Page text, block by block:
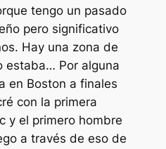
tengo un pasado
pero significativo
Hay una zona de
estaba… Por alguna
en Boston a finales
con la primera
y el primero hombre
a través de eso de